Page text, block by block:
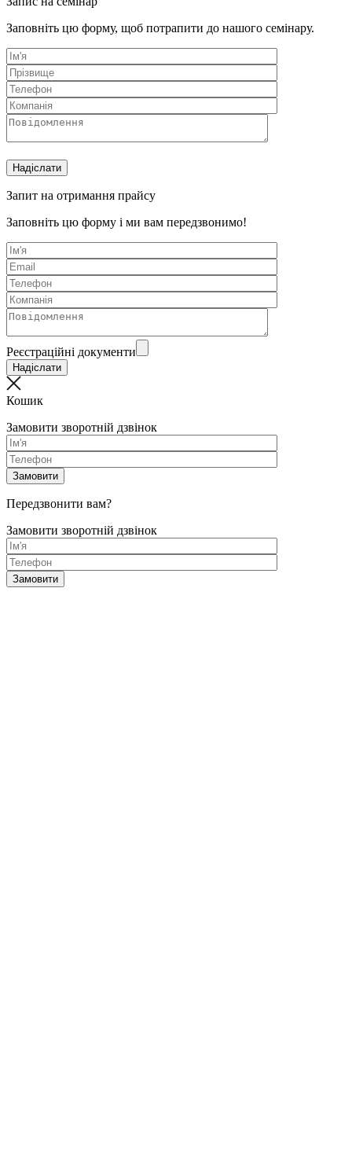
Заповніть цю форму, щоб потрапити до нашого семінару.
Запит на отримання прайсу
Заповніть цю форму і ми вам передзвонимо!
Реєстраційні документи
Кошик
Замовити зворотній дзвінок
Передзвонити вам?
Замовити зворотній дзвінок